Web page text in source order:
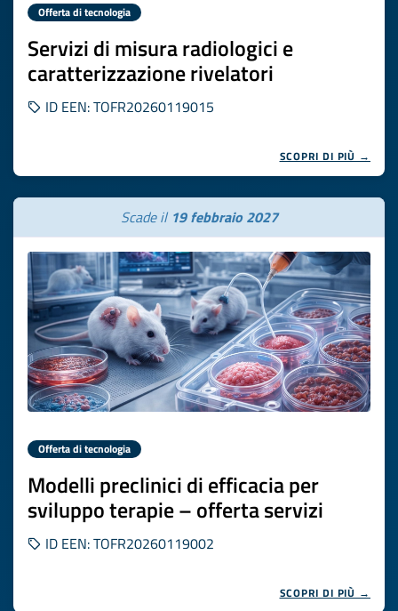
Offerta di tecnologia
Servizi di misura radiologici e
caratterizzazione rivelatori
ID EEN: TOFR20260119015
SCOPRI DI PIÙ →
Scade il 19 febbraio 2027
Offerta di tecnologia
Modelli preclinici di efficacia per
sviluppo terapie – offerta servizi
ID EEN: TOFR20260119002
SCOPRI DI PIÙ →